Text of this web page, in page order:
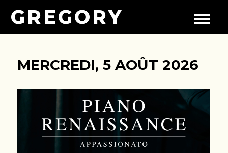
GREGORY
MERCREDI, 5 AOÛT 2026